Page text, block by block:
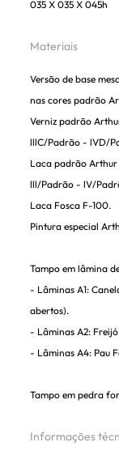
035 X 035 X 045h
Materiais
Versão de base
nas cores padrão
Verniz padrão
lllC/Padrão - lVD/
Laca padrão
lll/Padrão - lV/
Laca Fosca F-100.
Pintura especial
Tampo em lâmina
- Lâminas A1:
abertos).
- Lâminas A2:
- Lâminas A4: Pau
Tampo em pedra
Informações